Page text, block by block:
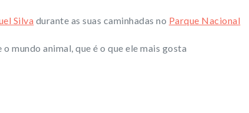
Silva durante as suas caminhadas no Parque Nacional
mundo animal, que é o que ele mais gosta